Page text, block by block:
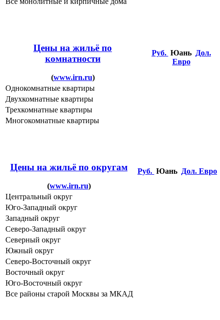
Цены на жильё по
комнатности
(www.irn.ru)
Руб. Юань Дол.
Евро
Однокомнатные квартиры
Двухкомнатные квартиры
Трехкомнатные квартиры
Многокомнатные квартиры
Цены на жильё по округам
(www.irn.ru)
Руб. Юань Дол. Евро
Центральный округ
Юго-Западный округ
Западный округ
Северо-Западный округ
Северный округ
Южный округ
Северо-Восточный округ
Восточный округ
Юго-Восточный округ
Все районы старой Москвы за МКАД